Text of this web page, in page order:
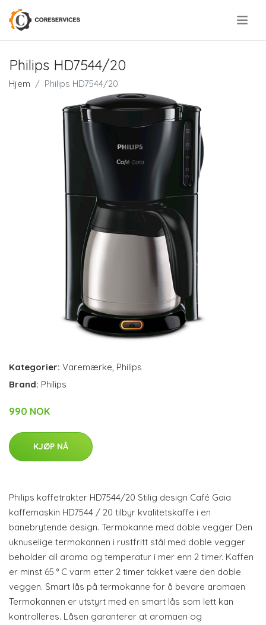
Philips HD7544/20
Hjem Philips HD7544/20
Kategorier: Varemærke, Philips
Brand: Philips
990 NOK
KJØP NÅ
Philips kaffetrakter HD7544/20 Stilig design Café Gaia
kaffemaskin HD7544 / 20 tilbyr kvalitetskaffe i en
banebrytende design. Termokanne med doble vegger Den
uknuselige termokannen i rustfritt stål med doble vegger
beholder all aroma og temperatur i mer enn 2 timer. Kaffen
er minst 65 ° C varm etter 2 timer takket være den doble
veggen. Smart lås på termokanne for å bevare aromaen
Termokannen er utstyrt med en smart lås som lett kan
kontrolleres. Låsen garanterer at aromaen og